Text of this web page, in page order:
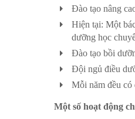
Đào tạo nâng
Hiện tại: Một
dưỡng học
Đào tạo bồi
Đội ngủ điều
Mỗi năm đều có
Một số hoạt động